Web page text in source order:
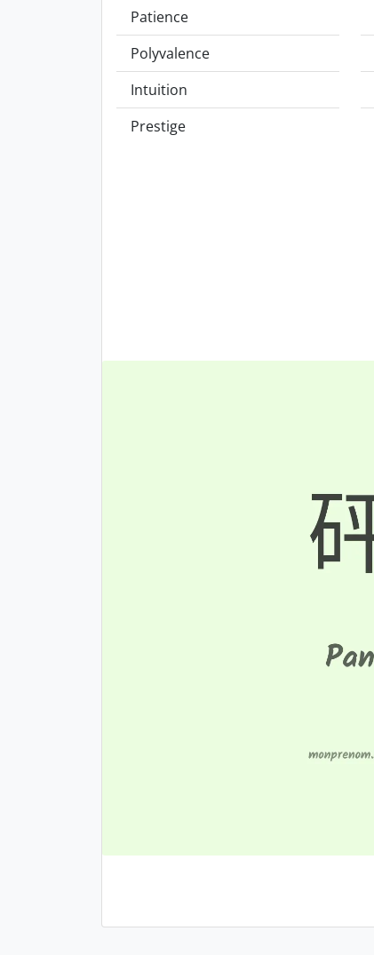
Patience
Polyvalence
Intuition
Prestige